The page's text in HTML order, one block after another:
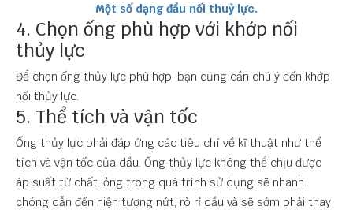
Một số dạng đầu nối thuỷ lực.
4. Chọn ống phù hợp với khớp nối
thủy lực
Để chọn ống thủy lực phù hợp, bạn cũng cần chú ý đến khớp
nối thủy lực.
5. Thể tích và vận tốc
Ống thủy lực phải đáp ứng các tiêu chí về kĩ thuật như thể
tích và vận tốc của dầu. Ống thủy lực không thể chịu được
áp suất từ chất lỏng trong quá trình sử dụng sẽ nhanh
chóng dẫn đến hiện tượng nứt, rò rỉ dầu và sẽ sớm phải thay